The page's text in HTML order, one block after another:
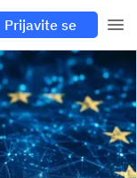
Prijavite se